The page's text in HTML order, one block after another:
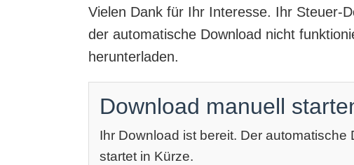
Vielen Dank für Ihr Interesse. Ihr Steuer-
der automatische Download nicht
herunterladen.
Download manuell
Ihr Download ist bereit. Der automatische
startet in Kürze.